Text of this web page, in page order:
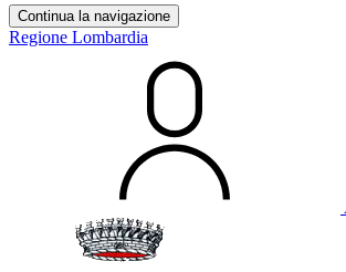
Continua la navigazione
Regione Lombardia